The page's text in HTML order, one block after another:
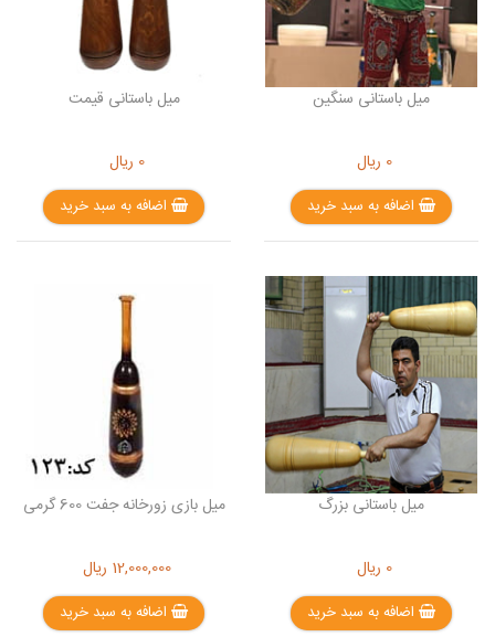
میل باستانی سنگین
0 ریال
اضافه به سبد خرید
میل باستانی قیمت
0 ریال
اضافه به سبد خرید
میل باستانی بزرگ
0 ریال
اضافه به سبد خرید
میل بازی زورخانه جفت 600 گرمی
12,000,000 ریال
اضافه به سبد خرید